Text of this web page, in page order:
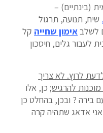
(בינתיים) –
, שיח, תנועה, תרגול
לשלבאימון שחייה קל
לעבור גלים, חיסכון
לרוץ. לא צריך
להרגיש; כן, אלו
בירה ? ובכן, בהחלט כן
אדאג שתהיה קרה